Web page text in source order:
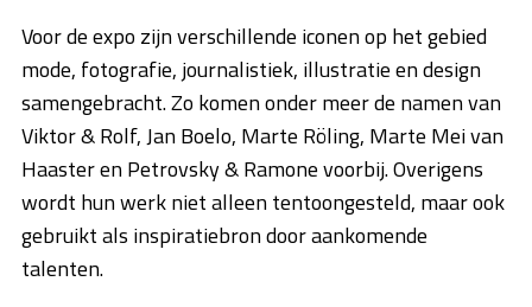
Voor de expo zijn verschillende iconen op het gebied
mode, fotografie, journalistiek, illustratie en design
samengebracht. Zo komen onder meer de namen van
Viktor & Rolf, Jan Boelo, Marte Röling, Marte Mei van
Haaster en Petrovsky & Ramone voorbij. Overigens
wordt hun werk niet alleen tentoongesteld, maar ook
gebruikt als inspiratiebron door aankomende
talenten.